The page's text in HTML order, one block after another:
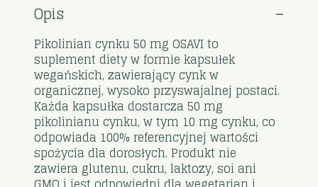
Opis
Pikolinian cynku 50 mg OSAVI to
suplement diety w formie kapsułek
wegańskich, zawierający cynk w
organicznej, wysoko przyswajalnej postaci.
Każda kapsułka dostarcza 50 mg
pikolinianu cynku, w tym 10 mg cynku, co
odpowiada 100% referencyjnej wartości
spożycia dla dorosłych. Produkt nie
zawiera glutenu, cukru, laktozy, soi ani